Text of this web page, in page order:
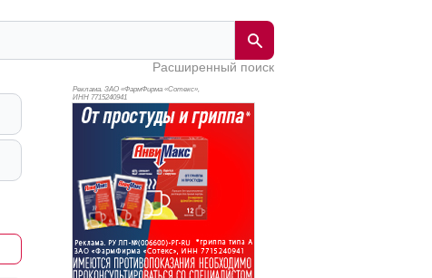
Расширенный поиск
Реклама. ЗАО «ФармФирма «Сотекс»,
ИНН 7715240941